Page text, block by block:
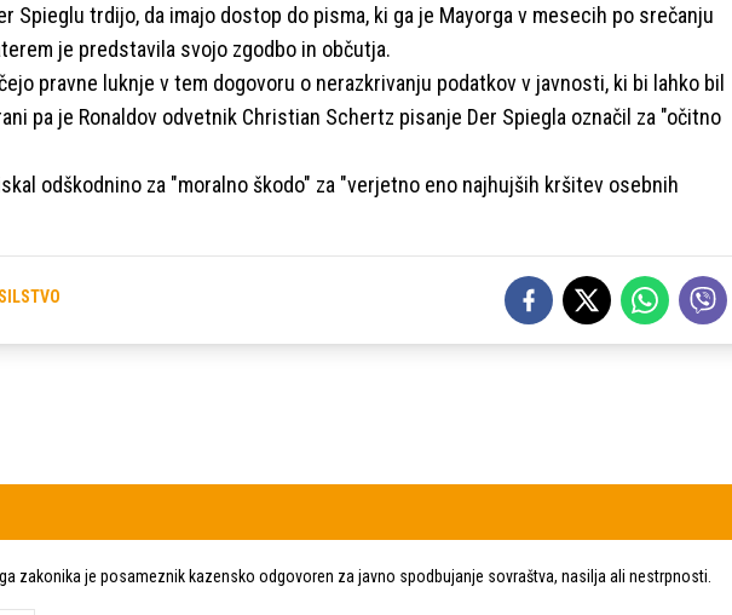
Spieglu trdijo, da imajo dostop do pisma, ki ga je Mayorga v mesecih po srečanju
je predstavila svojo zgodbo in občutja.
pravne luknje v tem dogovoru o nerazkrivanju podatkov v javnosti, ki bi lahko bil
pa je Ronaldov odvetnik Christian Schertz pisanje Der Spiegla označil za "očitno
odškodnino za "moralno škodo" za "verjetno eno najhujših kršitev osebnih
zakonika je posameznik kazensko odgovoren za javno spodbujanje sovraštva, nasilja ali nestrpnosti.